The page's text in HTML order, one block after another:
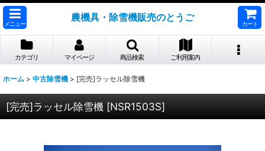
メニュー
農機具・除雪機販売のとうご
カート
カテゴリ マイページ 商品検索 ご利用案内
ホーム > 中古除雪機 > [完売]ラッセル除雪機
[完売]ラッセル除雪機 [NSR1503S]